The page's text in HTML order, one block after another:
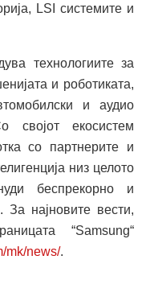
LSI системите и
технологиите за
и роботиката,
и аудио
својот екосистем
со партнерите и
низ целото
беспрекорно и
За најновите вести,
“Samsung“
mk/news/.